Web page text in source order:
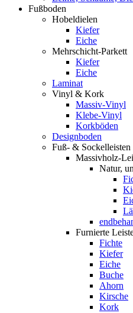
Fußboden
Hobeldielen
Kiefer
Eiche
Mehrschicht-Parkett
Kiefer
Eiche
Laminat
Vinyl & Kork
Massiv-Vinyl
Klebe-Vinyl
Korkböden
Designboden
Fuß- & Sockelleisten
Massivholz-
Natur,
Furnierte
Fichte
Kiefer
Eiche
Buche
Ahorn
Kirsche
Kork